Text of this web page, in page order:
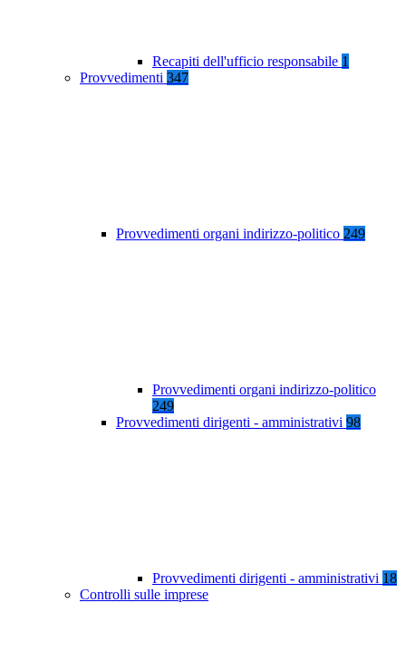
Recapiti dell'ufficio responsabile 1
Provvedimenti 347
Provvedimenti organi indirizzo-politico 249
Provvedimenti organi indirizzo-politico
249
Provvedimenti dirigenti - amministrativi 98
Provvedimenti dirigenti - amministrativi 18
Controlli sulle imprese